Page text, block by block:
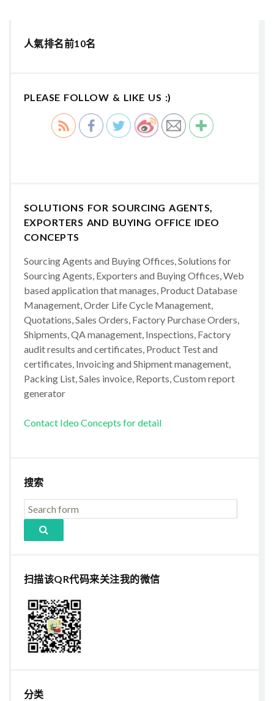
人氣排名前10名
PLEASE FOLLOW & LIKE US :)
SOLUTIONS FOR SOURCING AGENTS,
EXPORTERS AND BUYING OFFICE IDEO
CONCEPTS
Sourcing Agents and Buying Offices, Solutions for
Sourcing Agents, Exporters and Buying Offices, Web
based application that manages, Product Database
Management, Order Life Cycle Management,
Quotations, Sales Orders, Factory Purchase Orders,
Shipments, QA management, Inspections, Factory
audit results and certificates, Product Test and
certificates, Invoicing and Shipment management,
Packing List, Sales invoice, Reports, Custom report
generator
Contact Ideo Concepts for detail
搜索
扫描该QR代码来关注我的微信
分类